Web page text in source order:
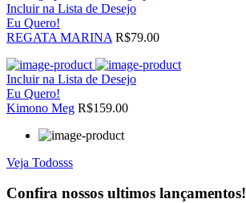
Incluir na Lista de Desejo
Eu Quero!
REGATA MARINA R$79.00
Incluir na Lista de Desejo
Eu Quero!
Kimono Meg R$159.00
Veja Todosss
Confira nossos ultimos lançamentos!